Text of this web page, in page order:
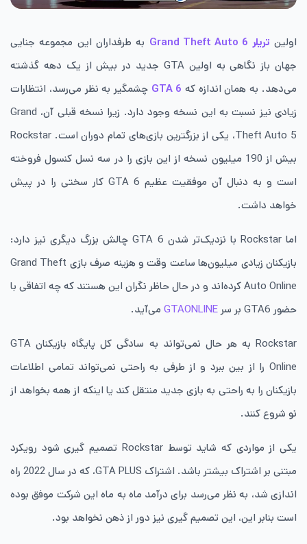
اولین تریلر Grand Theft Auto 6
به طرفداران این مجموعه جنایی
جهان باز نگاهی به اولین GTA جدید در بیش از یک دهه گذشته
می‌دهد. به همان اندازه که GTA 6 چشمگیر به نظر می‌رسد، انتظارات
زیادی نیز نسبت به این نسخه وجود دارد. زیرا
نسخه قبلی آن، Grand
Theft Auto 5، یکی از بزرگترین بازی‌های تمام دوران است.
Rockstar
بیش از 190 میلیون نسخه از این بازی را در سه نسل کنسول فروخته
است و به دنبال آن موفقیت عظیم GTA 6 کار سختی را در پیش
خواهد داشت.
اما Rockstar با نزدیک‌تر شدن GTA 6 چالش بزرگ دیگری نیز دارد:
بازیکنان زیادی میلیون‌ها ساعت وقت و هزینه صرف بازی Grand Theft
Auto Online کرده‌اند و در حال حاظر نگران این هستند که چه اتفاقی با
حضور GTA6 بر سر
GTAONLINE می‌آید.
Rockstar
به هر حال نمی‌تواند به سادگی کل پایگاه بازیکنان GTA
Online را از بین ببرد و از طرفی به راحتی نمی‌تواند تمامی اطلاعات
بازیکنان را به راحتی به بازی جدید منتقل کند یا اینکه از همه بخواهد از
نو شروع کنند.
یکی از مواردی که شاید توسطRockstar تصمیم گیری شود رویکرد
مبتنی بر اشتراک بیشتر باشد. اشتراک GTA PLUS، که در سال 2022 راه
اندازی شد، به نظر می‌رسد برای درآمد ماه به ماه این شرکت موفق بوده
است بنابر این، این تصمیم گیری نیز دور از ذهن نخواهد بود.